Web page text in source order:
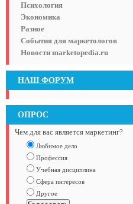
Психология
Экономика
Разное
События для маркетологов
Новости marketopedia.ru
НАШ ФОРУМ
ОПРОС
Чем для вас является маркетинг?
Любимое дело
Профессия
Учебная дисциплина
Сфера интересов
Другое